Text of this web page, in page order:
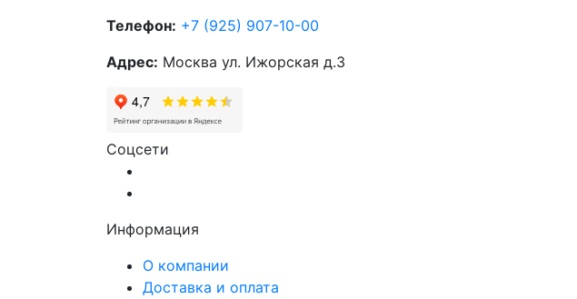
Телефон: +7 (925) 907-10-00
Адрес: Москва ул. Ижорская д.3
Соцсети
Информация
О компании
Доставка и оплата